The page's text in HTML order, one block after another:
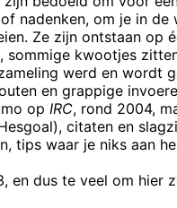
niet zomaar in het wilde weg
beginnen ejaculeren
het moest, schiep hij de
op de schouder en
ging een pint drinken.
roept ze, en voegt
scheet aan toe
nadenken, om je in de
Ze zijn ontstaan op
kwootjes
werd en wordt
en grappige
op IRC, rond 2004,
citaten en
tips waar je niks aan
en dus te veel om hier